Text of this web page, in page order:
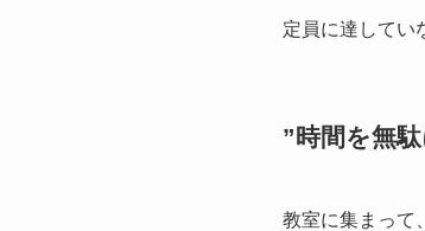
定員に達してい
”時間を無
教室に集まって